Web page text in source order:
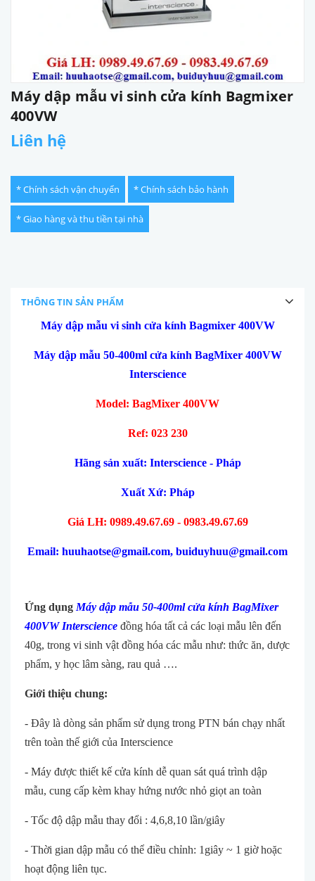
Máy dập mẫu vi sinh cửa kính Bagmixer
400VW
Liên hệ
* Chính sách vận chuyển * Chính sách bảo hành
* Giao hàng và thu tiền tại nhà
THÔNG TIN SẢN PHẨM
Máy dập mẫu vi sinh cửa kính Bagmixer 400VW
Máy dập mẫu 50-400ml cửa kính BagMixer 400VW
Interscience
Model: BagMixer 400VW
Ref: 023 230
Hãng sản xuất: Interscience - Pháp
Xuất Xứ: Pháp
Giá LH: 0989.49.67.69 - 0983.49.67.69
Email: huuhaotse@gmail.com, buiduyhuu@gmail.com
Ứng dụng Máy dập mẫu 50-400ml cửa kính BagMixer
400VW Interscience đồng hóa tất cả các loại mẫu lên đến
40g, trong vi sinh vật đồng hóa các mẫu như: thức ăn, dược
phẩm, y học lâm sàng, rau quả ….
Giới thiệu chung:
- Đây là dòng sản phẩm sử dụng trong PTN bán chạy nhất
trên toàn thế giới của Interscience
- Máy được thiết kế cửa kính dễ quan sát quá trình dập
mẫu, cung cấp kèm khay hứng nước nhỏ giọt an toàn
- Tốc độ dập mẫu thay đổi : 4,6,8,10 lần/giây
- Thời gian dập mẫu có thể điều chỉnh: 1giây ~ 1 giờ hoặc
hoạt động liên tục.